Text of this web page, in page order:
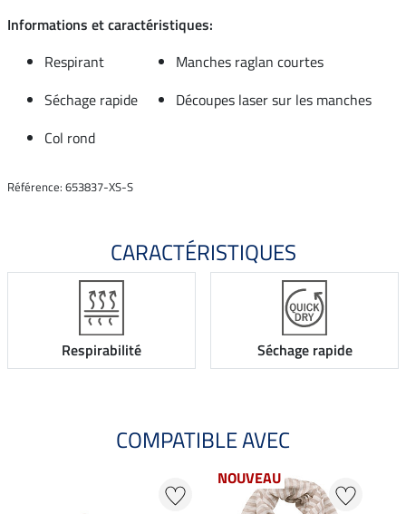
Informations et caractéristiques:
Respirant
Manches raglan courtes
Séchage rapide
Découpes laser sur les manches
Col rond
Référence: 653837-XS-S
CARACTÉRISTIQUES
Respirabilité Séchage rapide
COMPATIBLE AVEC
NOUVEAU